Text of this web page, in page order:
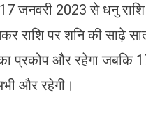
जनवरी 2023 से धनु
राशि पर शनि की साढ़े
प्रकोप और रहेगा जबकि
और रहेगी।